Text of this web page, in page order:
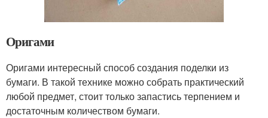
Оригами
Оригами интересный способ создания поделки из
бумаги. В такой технике можно собрать практический
любой предмет, стоит только запастись терпением и
достаточным количеством бумаги.